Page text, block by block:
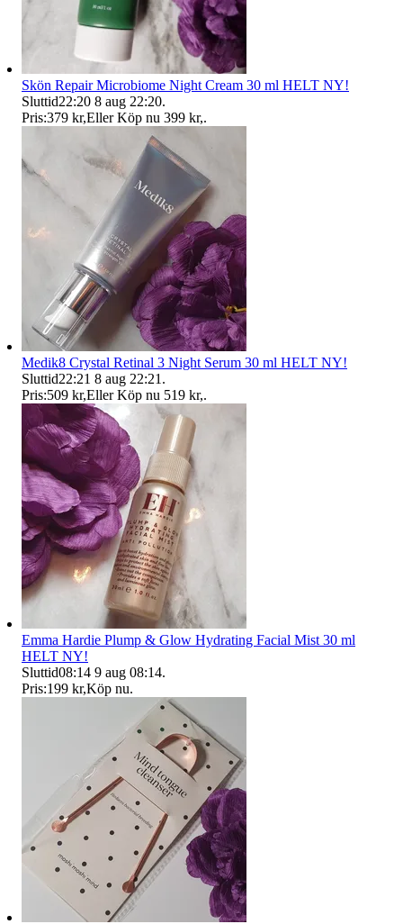
Skön Repair Microbiome Night Cream 30 ml HELT NY!
Sluttid22:20 8 aug 22:20.
Pris:379 kr,Eller Köp nu 399 kr,.
Medik8 Crystal Retinal 3 Night Serum 30 ml HELT NY!
Sluttid22:21 8 aug 22:21 .
Pris:509 kr,Eller Köp nu 519 kr,.
Emma Hardie Plump & Glow Hydrating Facial Mist 30 ml
HELT NY!
Sluttid08:14 9 aug 08:14.
Pris:199 kr,Köp nu.